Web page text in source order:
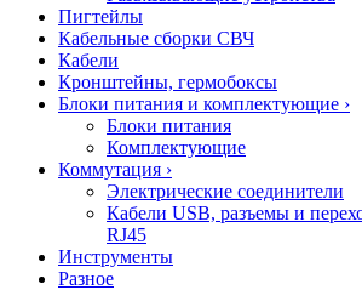
Пигтейлы
Кабельные сборки СВЧ
Кабели
Кронштейны, гермобоксы
Блоки питания и комплектующие ›
Блоки питания
Комплектующие
Коммутация ›
Электрические соединители
Кабели USB, разъемы и
RJ45
Инструменты
Разное